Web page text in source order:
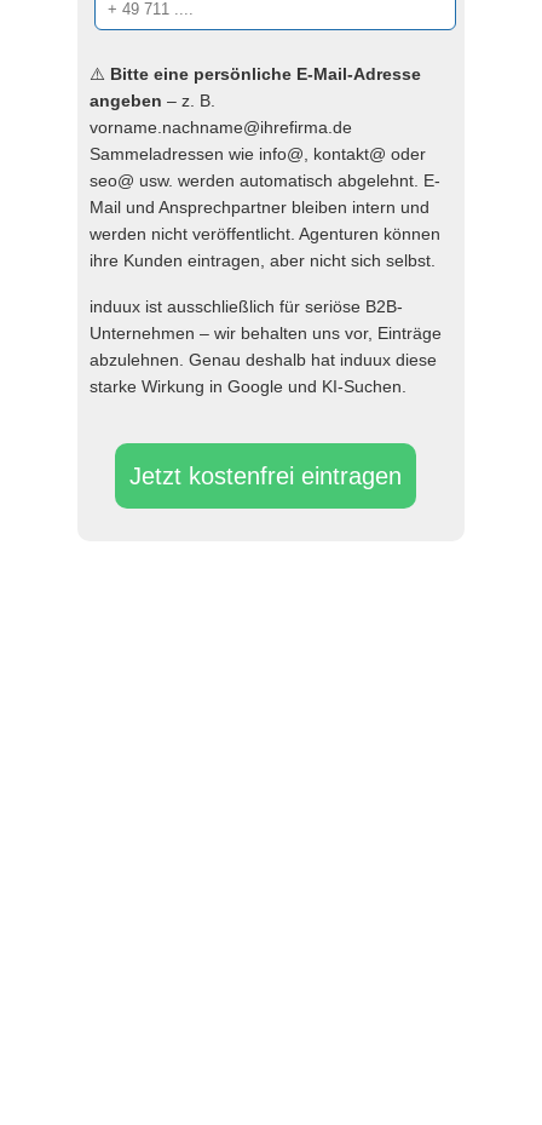
Jetzt kostenfrei eintragen
⚠️ Bitte eine persönliche E-Mail-Adresse
angeben – z. B.
vorname.nachname@ihrefirma.de
Sammeladressen wie info@, kontakt@ oder
seo@ usw. werden automatisch abgelehnt. E-
Mail und Ansprechpartner bleiben intern und
werden nicht veröffentlicht. Agenturen können
ihre Kunden eintragen, aber nicht sich selbst.
induux ist ausschließlich für seriöse B2B-
Unternehmen – wir behalten uns vor, Einträge
abzulehnen. Genau deshalb hat induux diese
starke Wirkung in Google und KI-Suchen.